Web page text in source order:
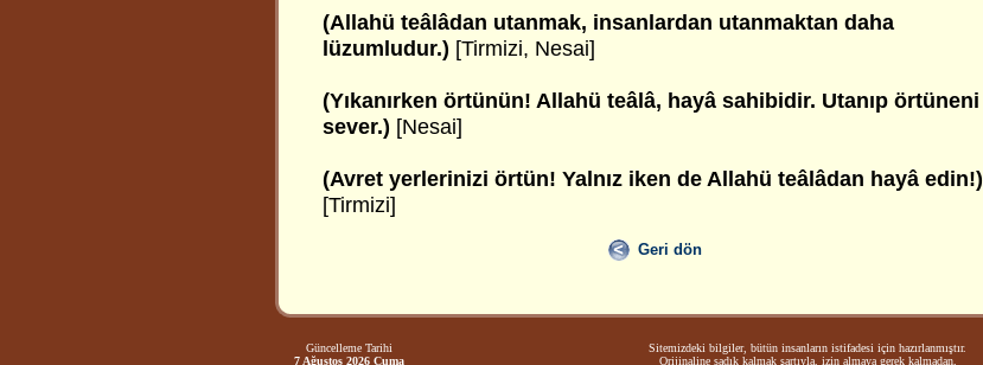
(Allahü teâlâdan utanmak, insanlardan utanmaktan daha
lüzumludur.) [Tirmizi, Nesai]
(Yıkanırken örtünün! Allahü teâlâ, hayâ sahibidir. Utanıp örtüneni
sever.) [Nesai]
(Avret yerlerinizi örtün! Yalnız iken de Allahü teâlâdan hayâ edin!)
[Tirmizi]
Geri dön
Güncelleme Tarihi
7 Ağustos 2026 Cuma
Sitemizdeki bilgiler, bütün insanların istifadesi için hazırlanmıştır.
Orijinaline sadık kalmak şartıyla, izin almaya gerek kalmadan,